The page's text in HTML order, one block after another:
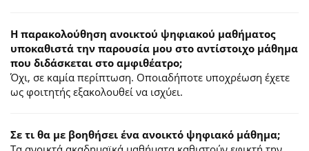
Η παρακολούθηση ανοικτού ψηφιακού μαθήματος
υποκαθιστά την παρουσία μου στο αντίστοιχο μάθημα
που διδάσκεται στο αμφιθέατρο;
Όχι, σε καμία περίπτωση. Οποιαδήποτε υποχρέωση έχετε
ως φοιτητής εξακολουθεί να ισχύει.
Σε τι θα με βοηθήσει ένα ανοικτό ψηφιακό μάθημα;